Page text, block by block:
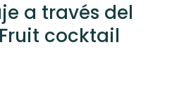
a través del
cocktail